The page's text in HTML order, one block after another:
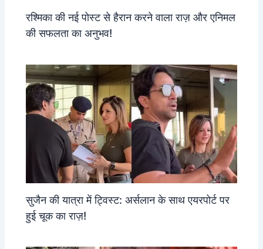
रश्मिका की नई पोस्ट से हैरान करने वाला राज़ और एनिमल
की सफलता का अनुभव!
सुजैन की यात्रा में ट्विस्ट: अर्सलान के साथ एयरपोर्ट पर
हुई चूक का राज़!